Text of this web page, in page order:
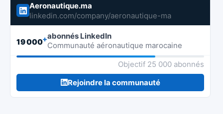
Aeronautique.ma
linkedin.com/company/aeronautique-ma
19 000+abonnés LinkedIn
Communauté aéronautique marocaine
Objectif 25 000 abonnés
Rejoindre la communauté